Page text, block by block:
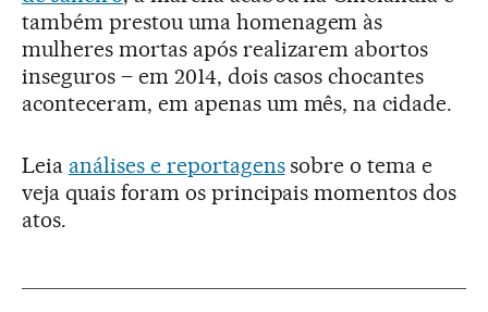
também prestou uma homenagem às
mulheres mortas após realizarem abortos
inseguros – em 2014, dois casos chocantes
aconteceram, em apenas um mês, na cidade.
Leia análises e reportagenssobre o tema e
veja quais foram os principais momentos dos
atos.